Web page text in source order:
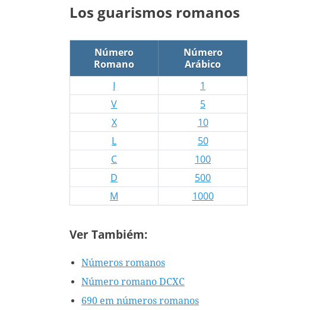
Los guarismos romanos
Número
Romano
Número
Arábico
I
1
V
5
X
10
L
50
C
100
D
500
M
1000
Ver Tambiém:
Números romanos
Número romano DCXC
690 em números romanos